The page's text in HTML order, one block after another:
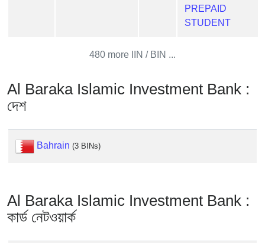
Checker
/
Validator
PREPAID
STUDENT
480 more IIN / BIN ...
Al Baraka Islamic Investment Bank :
দেশ
Bahrain (3 BINs)
Al Baraka Islamic Investment Bank :
কার্ড নেটওয়ার্ক